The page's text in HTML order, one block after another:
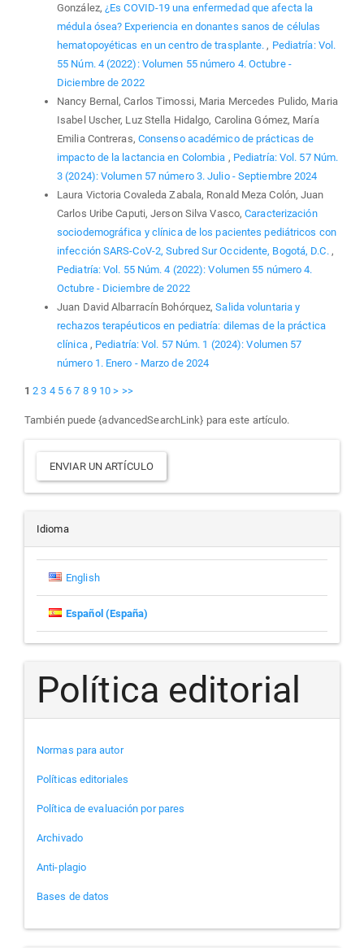
González, ¿Es COVID-19 una enfermedad que afecta la
médula ósea? Experiencia en donantes sanos de células
hematopoyéticas en un centro de trasplante. , Pediatría: Vol.
55 Núm. 4 (2022): Volumen 55 número 4. Octubre -
Diciembre de 2022
Nancy Bernal, Carlos Timossi, Maria Mercedes Pulido, Maria
Isabel Uscher, Luz Stella Hidalgo, Carolina Gómez, María
Emilia Contreras, Consenso académico de prácticas de
impacto de la lactancia en Colombia , Pediatría: Vol. 57 Núm.
3 (2024): Volumen 57 número 3. Julio - Septiembre 2024
Laura Victoria Covaleda Zabala, Ronald Meza Colón, Juan
Carlos Uribe Caputi, Jerson Silva Vasco,Caracterización
sociodemográfica y clínica de los pacientes pediátricos con
infección SARS-CoV-2, Subred Sur Occidente, Bogotá, D.C. ,
Pediatría: Vol. 55 Núm. 4 (2022): Volumen 55 número 4.
Octubre - Diciembre de 2022
Juan David Albarracín Bohórquez,Salida voluntaria y
rechazos terapéuticos en pediatría: dilemas de la práctica
clínica , Pediatría: Vol. 57 Núm. 1 (2024): Volumen 57
número 1. Enero - Marzo de 2024
1 2 3 4 5 6 7 8 9 10 > >>
También puede {advancedSearchLink} para este artículo.
Enviar
un
artículo
ENVIAR UN ARTÍCULO
Idioma
English
Español (España)
Política editorial
Normas para autor
Políticas editoriales
Política de evaluación por pares
Archivado
Anti-plagio
Bases de datos